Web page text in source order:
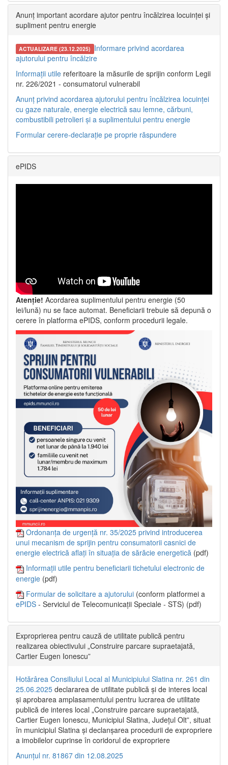
Anunț important acordare ajutor pentru încălzirea locuinței și
supliment pentru energie
ACTUALIZARE (23.12.2025) Informare privind acordarea
ajutorului pentru încălzire
Informații utile referitoare la măsurile de sprijin conform Legii
nr. 226/2021 - consumatorul vulnerabil
Anunț privind acordarea ajutorului pentru încălzirea locuinței
cu gaze naturale, energie electrică sau lemne, cărbuni,
combustibili petrolieri și a suplimentului pentru energie
Formular cerere-declarație pe proprie răspundere
ePIDS
Atenție! Acordarea suplimentului pentru energie (50
lei/lună) nu se face automat. Beneficiarii trebuie să depună o
cerere în platforma ePIDS, conform procedurii legale.
Ordonanța de urgență nr. 35/2025 privind introducerea
unui mecanism de sprijin pentru consumatorii casnici de
energie electrică aflați în situația de sărăcie energetică (pdf)
Informații utile pentru beneficiarii tichetului electronic de
energie (pdf)
Formular de solicitare a ajutorului (conform platformei a
ePIDS - Serviciul de Telecomunicații Speciale - STS) (pdf)
Exproprierea pentru cauză de utilitate publică pentru
realizarea obiectivului „Construire parcare supraetajată,
Cartier Eugen Ionescu”
Hotărârea Consiliului Local al Municipiului Slatina nr. 261 din
25.06.2025 declararea de utilitate publică și de interes local
și aprobarea amplasamentului pentru lucrarea de utilitate
publică de interes local „Construire parcare supraetajată,
Cartier Eugen Ionescu, Municipiul Slatina, Județul Olt”, situat
în municipiul Slatina și declanșarea procedurii de expropriere
a imobilelor cuprinse în coridorul de expropriere
Anunțul nr. 81867 din 12.08.2025